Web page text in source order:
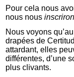
Pour cela nous
nous nous
Nous voyons
drapées de
attardant, elles
différentes, d’une
plus clivants.